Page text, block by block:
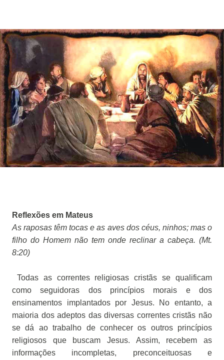
Reflexões em Mateus
As raposas têm tocas e as aves dos céus, ninhos; mas o
filho do Homem não tem onde reclinar a cabeça. (Mt.
8:20)
Todas as correntes religiosas cristãs se qualificam
como seguidoras dos princípios morais e dos
ensinamentos implantados por Jesus. No entanto, a
maioria dos adeptos das diversas correntes cristãs não
se dá ao trabalho de conhecer os outros princípios
religiosos que buscam Jesus. Assim, recebem as
informações incompletas, preconceituosas e